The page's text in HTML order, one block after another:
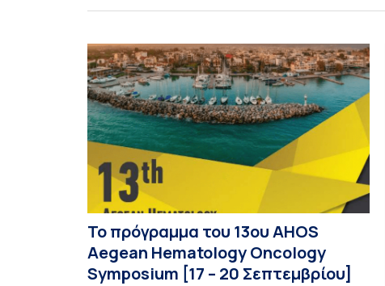
φιλοξενήθηκε για πρώτη φορά στην Ελλάδα. Το
συνέδριο πραγματοποιήθηκε σε συνδιοργάνωση
του American Institute of Mathematical Sciences
(AIMS) και του Εθνικού και Καποδιστριακού […]
Το πρόγραμμα του 13ου AHOS
Aegean Hematology Oncology
Symposium [17 – 20 Σεπτεμβρίου]